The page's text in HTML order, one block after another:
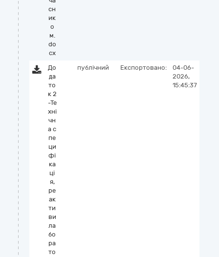
сн
ик
о
м.
do
cx
До
да
то
к 2
-Те
хні
чн
а с
пе
ци
фі
ка
ці
я,
ре
ак
ти
ви
ла
бо
ра
то
публічний Експортовано:
04-06-
2026,
15:45:37